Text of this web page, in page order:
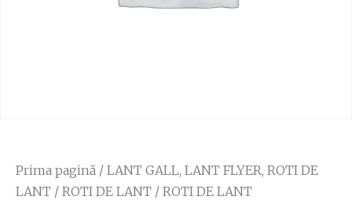
Prima pagină / LANT GALL, LANT FLYER, ROTI DE
LANT / ROTI DE LANT / ROTI DE LANT